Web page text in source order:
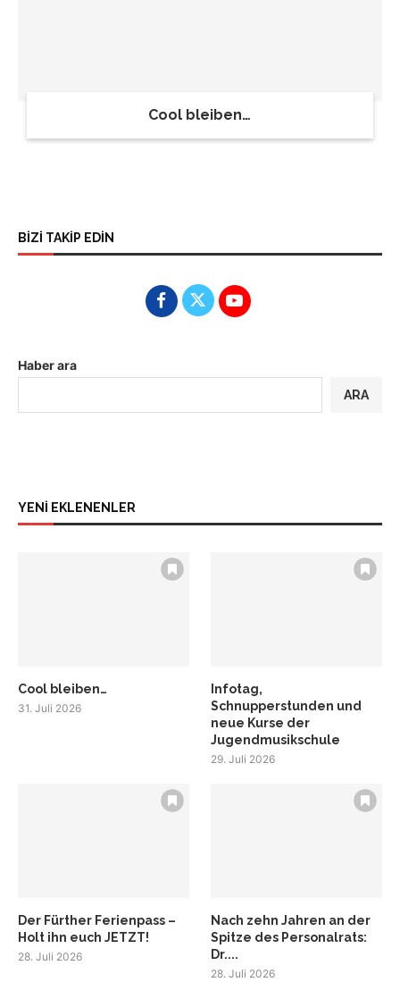
Cool bleiben…
BİZİ TAKİP EDİN
Haber ara
ARA
YENİ EKLENENLER
Cool bleiben…
31. Juli 2026
Infotag,
Schnupperstunden und
neue Kurse der
Jugendmusikschule
29. Juli 2026
Der Fürther Ferienpass –
Holt ihn euch JETZT!
28. Juli 2026
Nach zehn Jahren an der
Spitze des Personalrats:
Dr....
28. Juli 2026